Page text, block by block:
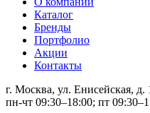
Каталог
Бренды
Портфолио
Акции
Контакты
г. Москва, ул. Енисейская, д.
пн-чт 09:30–18:00; пт